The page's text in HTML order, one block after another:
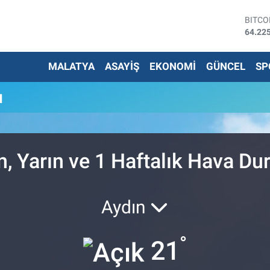
EURO
13.799
MALATYA ASAYİŞ EKONOMİ GÜNCEL
Yarın ve 1 Haftalık Hava
Aydın
21 °